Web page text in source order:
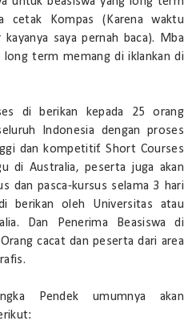
cetak Kompas (Karena waktu
saya pernah baca). Mba
long term memang di iklankan di
di berikan kepada 25 orang
Indonesia dengan proses
dan kompetitif. Short Courses
di Australia, peserta juga akan
dan pasca-kursus selama 3 hari
berikan oleh Universitas atau
Dan Penerima Beasiswa di
cacat dan peserta dari area
Pendek umumnya akan